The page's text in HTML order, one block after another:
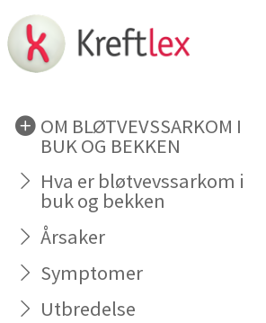
OM BLØTVEVSSARKOM I
BUK OG BEKKEN
Hva er bløtvevssarkom i
buk og bekken
Årsaker
Symptomer
Utbredelse